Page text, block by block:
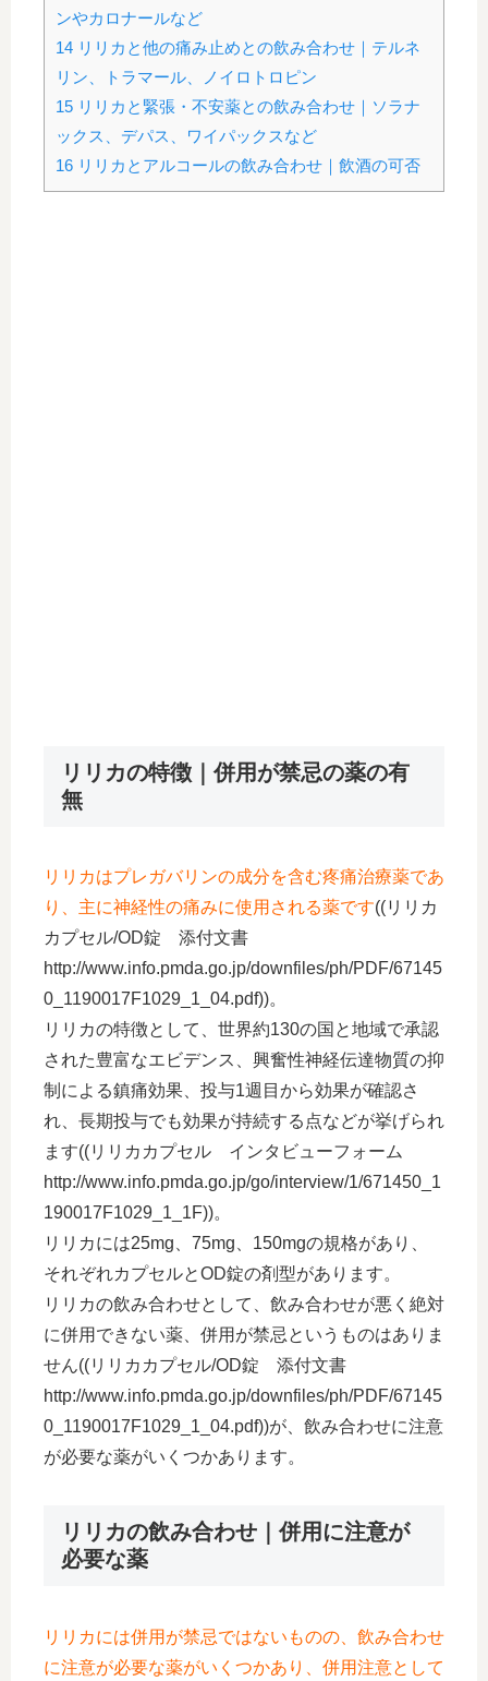
ンやカロナールなど
14 リリカと他の痛み止めとの飲み合わせ｜テルネ
リン、トラマール、ノイロトロピン
15 リリカと緊張・不安薬との飲み合わせ｜ソラナ
ックス、デパス、ワイパックスなど
16 リリカとアルコールの飲み合わせ｜飲酒の可否
リリカの特徴｜併用が禁忌の薬の有
無
リリカはプレガバリンの成分を含む疼痛治療薬であ
り、主に神経性の痛みに使用される薬です((リリカ
カプセル/OD錠 添付文書
http://www.info.pmda.go.jp/downfiles/ph/PDF/67145
0_1190017F1029_1_04.pdf))。
リリカの特徴として、世界約130の国と地域で承認
された豊富なエビデンス、興奮性神経伝達物質の抑
制による鎮痛効果、投与1週目から効果が確認さ
れ、長期投与でも効果が持続する点などが挙げられ
ます((リリカカプセル インタビューフォーム
http://www.info.pmda.go.jp/go/interview/1/671450_1
190017F1029_1_1F))。
リリカには25mg、75mg、150mgの規格があり、
それぞれカプセルとOD錠の剤型があります。
リリカの飲み合わせとして、飲み合わせが悪く絶対
に併用できない薬、併用が禁忌というものはありま
せん((リリカカプセル/OD錠 添付文書
http://www.info.pmda.go.jp/downfiles/ph/PDF/67145
0_1190017F1029_1_04.pdf))が、飲み合わせに注意
が必要な薬がいくつかあります。
リリカの飲み合わせ｜併用に注意が
必要な薬
リリカには併用が禁忌ではないものの、飲み合わせ
に注意が必要な薬がいくつかあり、併用注意として